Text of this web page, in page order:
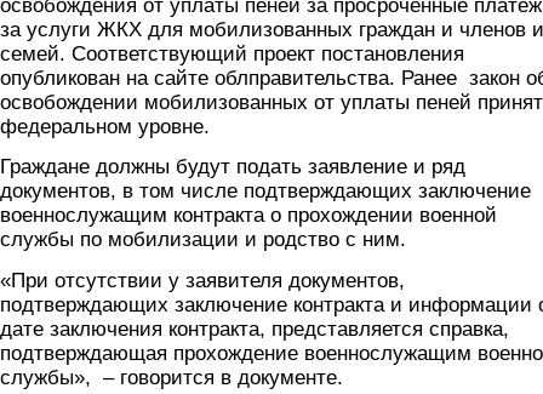
освобождения от уплаты пеней за просроченные
за услуги ЖКХ для мобилизованных граждан и членов
семей. Соответствующий проект постановления
опубликован на сайте облправительства. Ранее закон
освобождении мобилизованных от уплаты пеней
федеральном уровне.
Граждане должны будут подать заявление и ряд
документов, в том числе подтверждающих заключение
военнослужащим контракта о прохождении военной
службы по мобилизации и родство с ним.
«При отсутствии у заявителя документов,
подтверждающих заключение контракта и информации
дате заключения контракта, представляется справка,
подтверждающая прохождение военнослужащим
службы», – говорится в документе.